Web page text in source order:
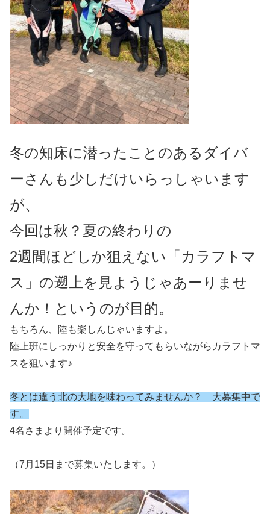
冬の知床に潜ったことのあるダイバ
ーさんも少しだけいらっしゃいます
が、
今回は秋？夏の終わりの
2週間ほどしか狙えない「カラフトマ
ス」の遡上を見ようじゃあーりませ
んか！というのが目的。
もちろん、陸も楽しんじゃいますよ。
陸上班にしっかりと安全を守ってもらいながらカラフトマ
スを狙います♪
冬とは違う北の大地を味わってみませんか？ 大募集中で
す。
4名さまより開催予定です。
（7月15日まで募集いたします。）